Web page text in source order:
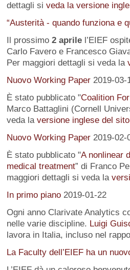
dettagli si veda la versione
“Austerità - quando funziona e
Il prossimo 2 aprilel’EIEF
Carlo Favero e Francesco
Per maggiori dettagli si veda la
Nuovo Working Paper 2019-03-
È stato pubblicato "Coalition
Marco Battaglini (Cornell
veda la versione inglese del sito
Nuovo Working Paper 2019-02-
È stato pubblicato "A nonlinear
medical treatment” di Franco
maggiori dettagli si veda la
In primo piano 2019-01-22
Ogni anno Clarivate Analytics
nelle varie discipline. Luigi
lavora in Italia, incluso nel
La Faculty dell’EIEF ha un